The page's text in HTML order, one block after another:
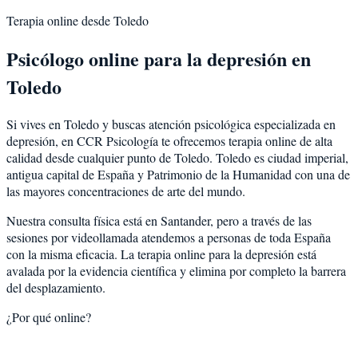
Terapia online desdeToledo
Psicólogo online para ladepresiónen
Toledo
Si vives enToledoy buscas atención psicológica especializada en
depresión, en CCR Psicología te ofrecemos terapia online de alta
calidad desde cualquier punto deToledo. Toledoesciudad imperial,
antigua capital de España y Patrimonio de la Humanidad con una de
las mayores concentraciones de arte del mundo.
Nuestra consulta física está en Santander, pero a través de las
sesiones por videollamada atendemos a personas de toda España
con la misma eficacia. La terapia online para ladepresiónestá
avalada por la evidencia científica y elimina por completo la barrera
del desplazamiento.
¿Por qué online?